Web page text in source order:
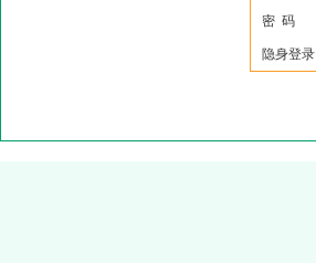
密 码
隐身登录